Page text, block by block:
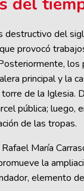
del
provocó
principal y la
de la
pública;
de las tropas.
María
la
elemento